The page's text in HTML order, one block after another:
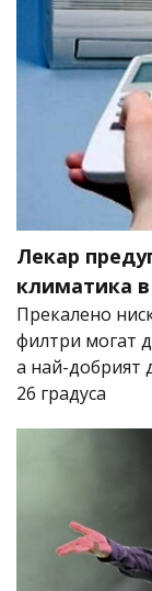
Лекар
климатика
Прекалено
филтри могат
а най-добрият
26 градуса